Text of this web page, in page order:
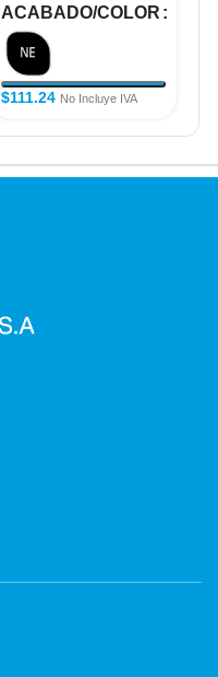
ACABADO/COLOR
$111.24 No Incluye IVA